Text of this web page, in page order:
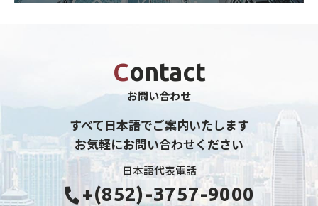
Contact
お問い合わせ
すべて日本語でご案内いたします
お気軽にお問い合わせください
日本語代表電話
+(852)-3757-9000